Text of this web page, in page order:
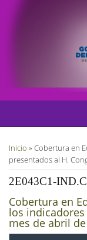
Usted está
Inicio » Cobertura en
presentados al H.
2E043C1-
Cobertura en
los
mes de abril